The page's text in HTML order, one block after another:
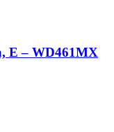
E – WD461MX